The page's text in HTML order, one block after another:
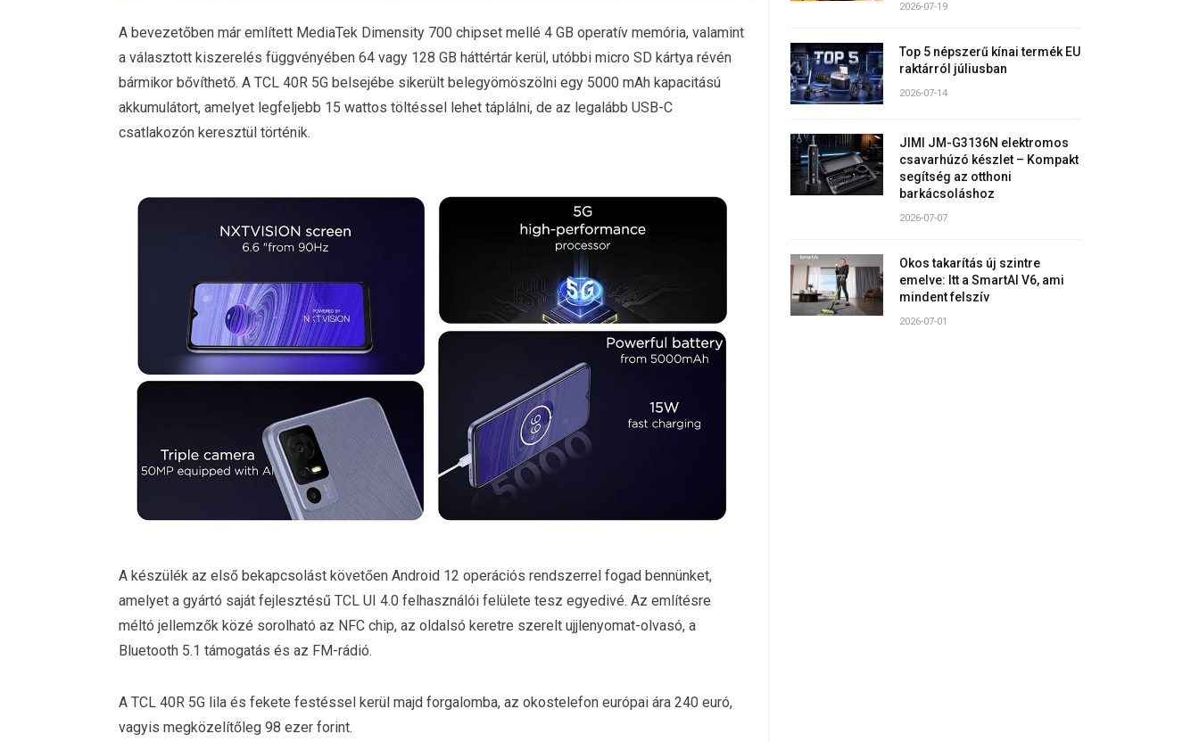
A bevezetőben már említett MediaTek Dimensity 700 chipset mellé 4 GB operatív memória, valamint
a választott kiszerelés függvényében 64 vagy 128 GB háttértár kerül, utóbbi micro SD kártya révén
bármikor bővíthető. A TCL 40R 5G belsejébe sikerült belegyömöszölni egy 5000 mAh kapacitású
akkumulátort, amelyet legfeljebb 15 wattos töltéssel lehet táplálni, de az legalább USB-C
csatlakozón keresztül történik.
A készülék az első bekapcsolást követően Android 12 operációs rendszerrel fogad bennünket,
amelyet a gyártó saját fejlesztésű TCL UI 4.0 felhasználói felülete tesz egyedivé. Az említésre
méltó jellemzők közé sorolható az NFC chip, az oldalsó keretre szerelt ujjlenyomat-olvasó, a
Bluetooth 5.1 támogatás és az FM-rádió.
A TCL 40R 5G lila és fekete festéssel kerül majd forgalomba, az okostelefon európai ára 240 euró,
vagyis megközelítőleg 98 ezer forint.
2026-07-19
Top 5 népszerű kínai termék EU
raktárról júliusban
2026-07-14
JIMI JM-G3136N elektromos
csavarhúzó készlet – Kompakt
segítség az otthoni
barkácsoláshoz
2026-07-07
Okos takarítás új szintre
emelve: Itt a SmartAI V6, ami
mindent felszív
2026-07-01